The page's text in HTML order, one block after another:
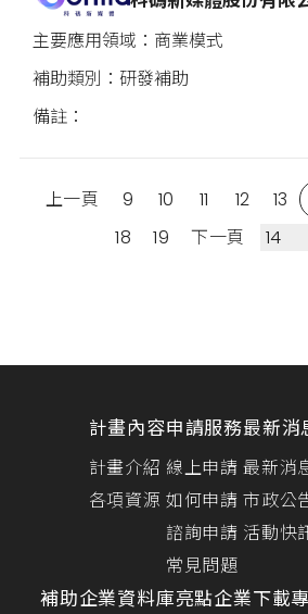
商業模式
研發補助
上一頁 9 10 11 12 13
18
19 下一頁
計畫內容
計畫介紹
各項資源
申請服務
線上申請
如何申請
諮詢申請
常見問題
最新消
最新消
市政公
活動快
補助企業資料庫亮點企業下載